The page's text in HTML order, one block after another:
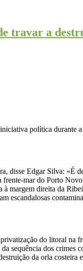
travar a
política durante a
disse Edgar Silva: «É
frente-mar do Porto
à margem direita da
escandalosas
do litoral na
sequência dos crimes
da orla